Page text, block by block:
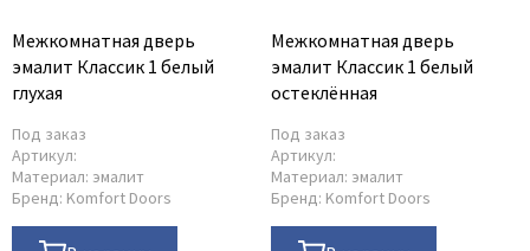
Adden Bau
AGB
Albero
Aldeghi Luigi
Alvero
Archie
Armadillo
Межкомнатная дверь
эмалит Классик 1 белый
глухая
Под заказ
Артикул:
Материал: эмалит
Бренд: Komfort Doors
Межкомнатная дверь
эмалит Классик 1 белый
остеклённая
Под заказ
Артикул:
Материал: эмалит
Бренд: Komfort Doors